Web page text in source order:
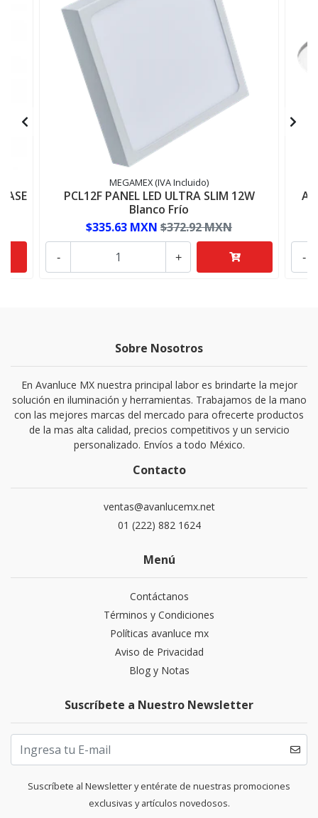
MEGAMEX (IVA Incluido)
PCL12F PANEL LED ULTRA SLIM 12W
Blanco Frío
$335.63 MXN $372.92 MXN
+
- -
Sobre Nosotros
En Avanluce MX nuestra principal labor es brindarte la mejor
solución en iluminación y herramientas. Trabajamos de la mano
con las mejores marcas del mercado para ofrecerte productos
de la mas alta calidad, precios competitivos y un servicio
personalizado. Envíos a todo México.
Contacto
ventas@avanlucemx.net
01 (222) 882 1624
Menú
Contáctanos
Términos y Condiciones
Políticas avanluce mx
Aviso de Privacidad
Blog y Notas
Suscríbete a Nuestro Newsletter
Suscríbete al Newsletter y entérate de nuestras promociones
exclusivas y artículos novedosos.